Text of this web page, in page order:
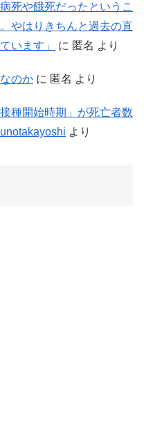
死や餓死だったというこ
やはりきちんと過去の直
います」
に 匿名 より
のか に 匿名 より
種開始時期」が死亡者数
より